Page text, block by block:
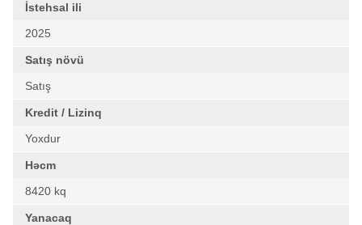
İstehsal ili
2025
Satış növü
Satış
Kredit / Lizinq
Yoxdur
Həcm
8420 kq
Yanacaq